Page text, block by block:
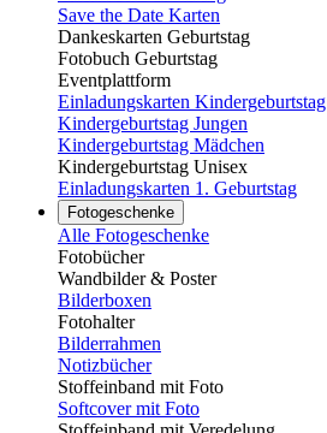
Save the Date Karten
Dankeskarten Geburtstag
Fotobuch Geburtstag
Eventplattform
Einladungskarten Kindergeburtstag
Kindergeburtstag Jungen
Kindergeburtstag Mädchen
Kindergeburtstag Unisex
Einladungskarten 1. Geburtstag
Fotogeschenke
Alle Fotogeschenke
Fotobücher
Wandbilder & Poster
Bilderboxen
Fotohalter
Bilderrahmen
Notizbücher
Stoffeinband mit Foto
Softcover mit Foto